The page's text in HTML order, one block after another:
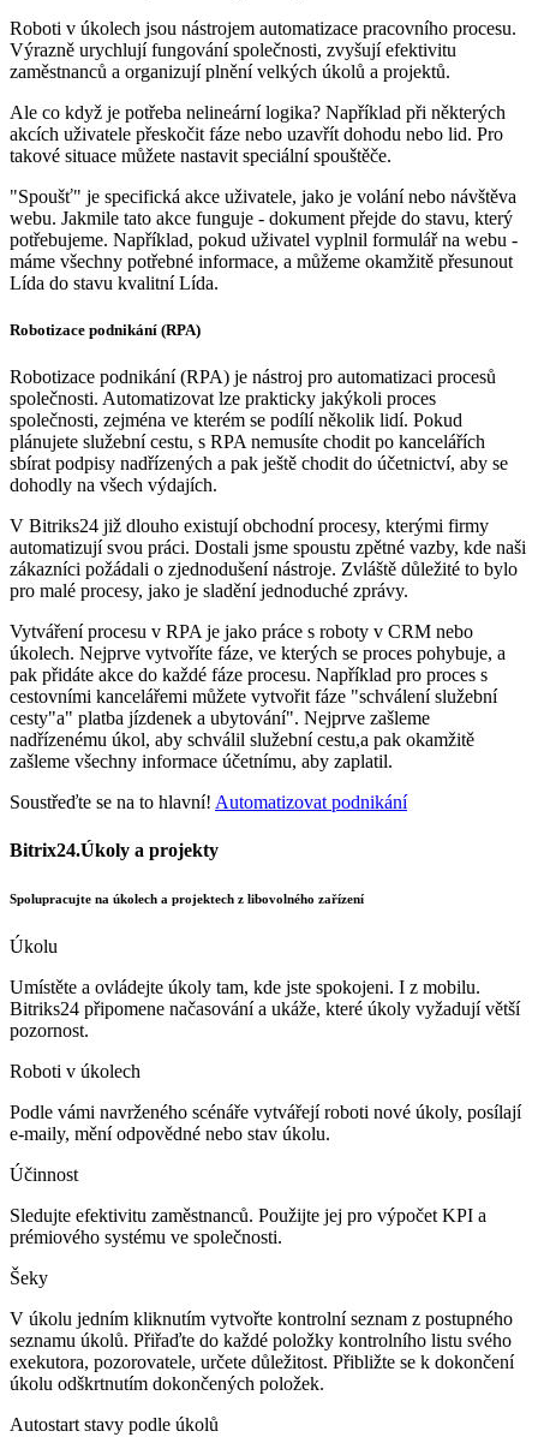
Roboti v úkolech jsou nástrojem automatizace pracovního procesu.
Výrazně urychlují fungování společnosti, zvyšují efektivitu
zaměstnanců a organizují plnění velkých úkolů a projektů.
Ale co když je potřeba nelineární logika? Například při některých
akcích uživatele přeskočit fáze nebo uzavřít dohodu nebo lid. Pro
takové situace můžete nastavit speciální spouštěče.
"Spoušť" je specifická akce uživatele, jako je volání nebo návštěva
webu. Jakmile tato akce funguje - dokument přejde do stavu, který
potřebujeme. Například, pokud uživatel vyplnil formulář na webu -
máme všechny potřebné informace, a můžeme okamžitě přesunout
Lída do stavu kvalitní Lída.
Robotizace podnikání (RPA)
Robotizace podnikání (RPA) je nástroj pro automatizaci procesů
společnosti. Automatizovat lze prakticky jakýkoli proces
společnosti, zejména ve kterém se podílí několik lidí. Pokud
plánujete služební cestu, s RPA nemusíte chodit po kancelářích
sbírat podpisy nadřízených a pak ještě chodit do účetnictví, aby se
dohodly na všech výdajích.
V Bitriks24 již dlouho existují obchodní procesy, kterými firmy
automatizují svou práci. Dostali jsme spoustu zpětné vazby, kde naši
zákazníci požádali o zjednodušení nástroje. Zvláště důležité to bylo
pro malé procesy, jako je sladění jednoduché zprávy.
Vytváření procesu v RPA je jako práce s roboty v CRM nebo
úkolech. Nejprve vytvoříte fáze, ve kterých se proces pohybuje, a
pak přidáte akce do každé fáze procesu. Například pro proces s
cestovními kancelářemi můžete vytvořit fáze "schválení služební
cesty"a" platba jízdenek a ubytování". Nejprve zašleme
nadřízenému úkol, aby schválil služební cestu,a pak okamžitě
zašleme všechny informace účetnímu, aby zaplatil.
Soustřeďte se na to hlavní! Automatizovat podnikání
Bitrix24.Úkoly a projekty
Spolupracujte na úkolech a projektech z libovolného zařízení
Úkolu
Umístěte a ovládejte úkoly tam, kde jste spokojeni. I z mobilu.
Bitriks24 připomene načasování a ukáže, které úkoly vyžadují větší
pozornost.
Roboti v úkolech
Podle vámi navrženého scénáře vytvářejí roboti nové úkoly, posílají
e-maily, mění odpovědné nebo stav úkolu.
Účinnost
Sledujte efektivitu zaměstnanců. Použijte jej pro výpočet KPI a
prémiového systému ve společnosti.
Šeky
V úkolu jedním kliknutím vytvořte kontrolní seznam z postupného
seznamu úkolů. Přiřaďte do každé položky kontrolního listu svého
exekutora, pozorovatele, určete důležitost. Přibližte se k dokončení
úkolu odškrtnutím dokončených položek.
Autostart stavy podle úkolů